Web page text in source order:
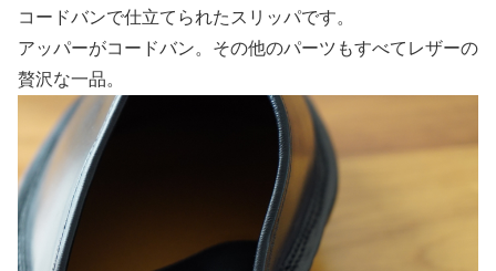
コードバンで仕立てられたスリッパです。
アッパーがコードバン。その他のパーツもすべてレザーの
贅沢な一品。